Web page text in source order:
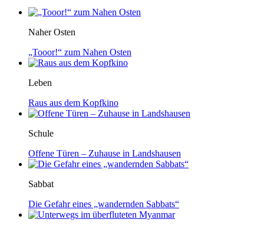
Naher Osten
„Tooor!“ zum Nahen Osten
Leben
Raus aus dem Kopfkino
Schule
Offene Türen – Zuhause in Landshausen
Sabbat
Die Gefahr eines „wandernden Sabbats“